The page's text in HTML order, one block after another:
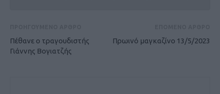
Πέθανε ο τραγουδιστής
Γιάννης Βογιατζής
Πρωινό μαγκαζίνο 13/5/2023